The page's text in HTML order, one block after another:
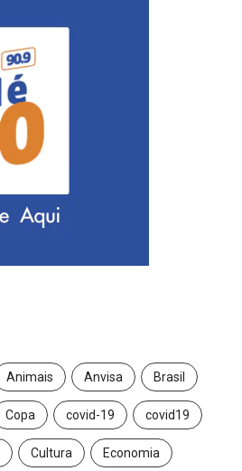
Animais Anvisa Brasil
Copa covid-19 covid19
Cultura Economia